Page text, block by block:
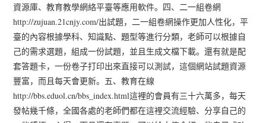
資源庫、教育教學網絡平臺等應用軟件。四、二一組卷網
http://zujuan.21cnjy.com/出試題，二一組卷網操作更加人性化，平
臺的內容根據學科、知識點、題型等進行分類，老師可以根據自
己的需求選題，組成一份試題，並且生成文檔下載。還有就是配
套答題卡，一份卷子打印出來直接可以測試，這個網站試題資源
豐富，而且每天會更新。五、教育在線
http://bbs.eduol.cn/bbs_index.html這裡的會員有三十六萬多，每天
發帖幾千條，全國各處的老師們都在這裡交流經驗、分享自己的